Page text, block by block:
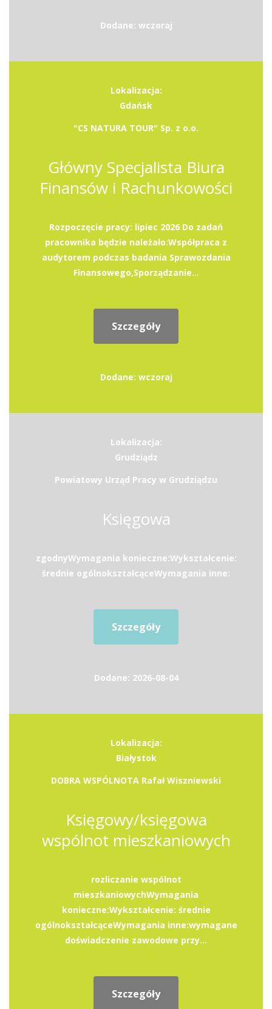
Dodane: wczoraj
Lokalizacja:
Gdańsk
"CS NATURA TOUR" Sp. z o.o.
Główny Specjalista Biura
Finansów i Rachunkowości
Rozpoczęcie pracy: lipiec 2026 Do zadań
pracownika będzie należało:Współpraca z
audytorem podczas badania Sprawozdania
Finansowego,Sporządzanie...
Szczegóły
Dodane: wczoraj
Lokalizacja:
Grudziądz
Powiatowy Urząd Pracy w Grudziądzu
Księgowa
zgodnyWymagania konieczne:Wykształcenie:
średnie ogólnokształcąceWymagania inne:
Szczegóły
Dodane: 2026-08-04
Lokalizacja:
Białystok
DOBRA WSPÓLNOTA Rafał Wiszniewski
Księgowy/księgowa
wspólnot mieszkaniowych
rozliczanie wspólnot
mieszkaniowychWymagania
konieczne:Wykształcenie: średnie
ogólnokształcąceWymagania inne:wymagane
doświadczenie zawodowe przy...
Szczegóły